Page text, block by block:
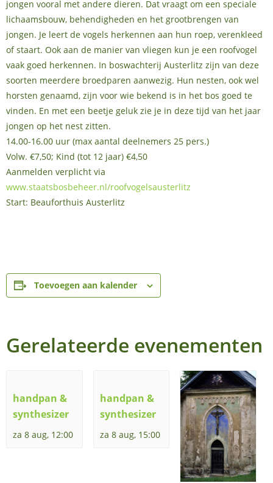
jongen vooral met andere dieren. Dat vraagt om een speciale
lichaamsbouw, behendigheden en het grootbrengen van
jongen. Je leert de vogels herkennen aan hun roep, verenkleed
of staart. Ook aan de manier van vliegen kun je een roofvogel
vaak goed herkennen. In boswachterij Austerlitz zijn van deze
soorten meerdere broedparen aanwezig. Hun nesten, ook wel
horsten genaamd, zijn voor wie bekend is in het bos goed te
vinden. En met een beetje geluk zie je in deze tijd van het jaar
jongen op het nest zitten.
14.00-16.00 uur (max aantal deelnemers 25 pers.)
Volw. €7,50; Kind (tot 12 jaar) €4,50
Aanmelden verplicht via
www.staatsbosbeheer.nl/roofvogelsausterlitz
Start: Beauforthuis Austerlitz
Toevoegen aan kalender
Gerelateerde evenementen
handpan &
synthesizer
za 8 aug, 12:00
handpan &
synthesizer
za 8 aug, 15:00